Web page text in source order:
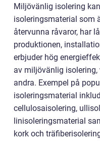
Miljövänlig isolering
isoleringsmaterial som
återvunna råvaror, har
produktionen,
erbjuder hög
av miljövänlig
andra. Exempel på
isoleringsmaterial
cellulosaisolering,
linisoleringsmaterial
kork och